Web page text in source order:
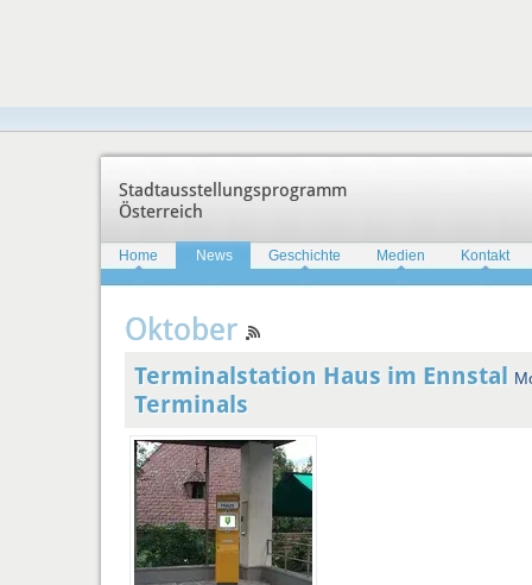
Stadtausstellungsprogramm
Österreich
Home News Geschichte Medien Kontakt
Oktober
Terminalstation Haus im Ennstal
Terminals